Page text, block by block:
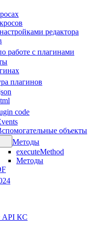
редактора
работе с плагинами
плагинов
code
объекты
Методы
executeMethod
Методы
API КС